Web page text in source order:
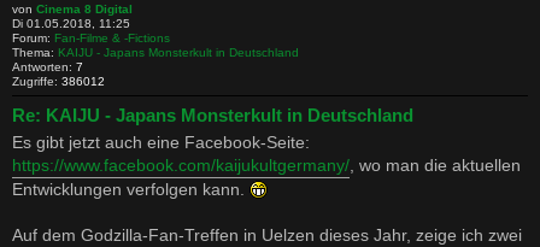
von Cinema 8 Digital
Di 01.05.2018, 11:25
Forum: Fan-Filme & -Fictions
Thema: KAIJU - Japans Monsterkult in Deutschland
Antworten: 7
Zugriffe: 386012
Re: KAIJU - Japans Monsterkult in Deutschland
Es gibt jetzt auch eine Facebook-Seite:
https://www.facebook.com/kaijukultgermany/ , wo man die aktuellen
Entwicklungen verfolgen kann.
Auf dem Godzilla-Fan-Treffen in Uelzen dieses Jahr, zeige ich zwei